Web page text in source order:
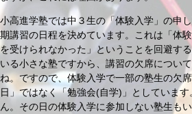
小高進学塾では中３生の「体験入学」の申
期講習の日程を決めています。これは「体
を受けられなかった」ということを回避す
いる小さな塾ですから、講習の欠席につい
ね。ですので、体験入学で一部の塾生の欠
日」ではなく「勉強会(自学)」としていま
ん。その日の体験入学に参加しない塾生も